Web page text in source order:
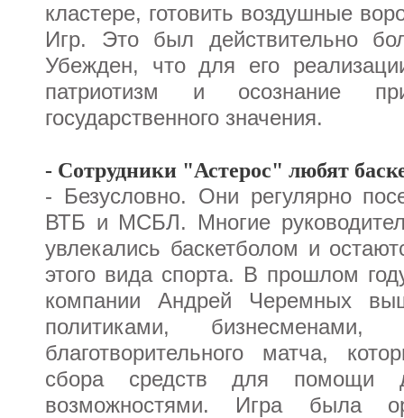
кластере, готовить воздушные
Игр. Это был действительно
Убежден, что для его
патриотизм и осознание
государственного значения.
- Сотрудники "Астерос" любят
- Безусловно. Они регулярно
ВТБ и МСБЛ. Многие
увлекались баскетболом и
этого вида спорта. В прошлом
компании Андрей Черемных
политиками,
благотворительного матча,
сбора средств для помощи
возможностями. Игра была